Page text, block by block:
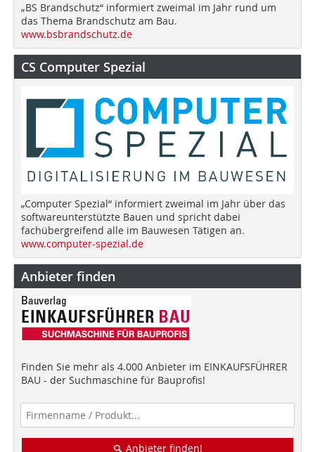
„BS Brandschutz“ informiert zweimal im Jahr rund um
das Thema Brandschutz am Bau.
www.bsbrandschutz.de
CS Computer Spezial
„Computer Spezial“ informiert zweimal im Jahr über das
softwareunterstützte Bauen und spricht dabei
fachübergreifend alle im Bauwesen Tätigen an.
www.computer-spezial.de
Anbieter finden
Finden Sie mehr als 4.000 Anbieter im EINKAUFSFÜHRER
BAU - der Suchmaschine für Bauprofis!
Anbieter finden!